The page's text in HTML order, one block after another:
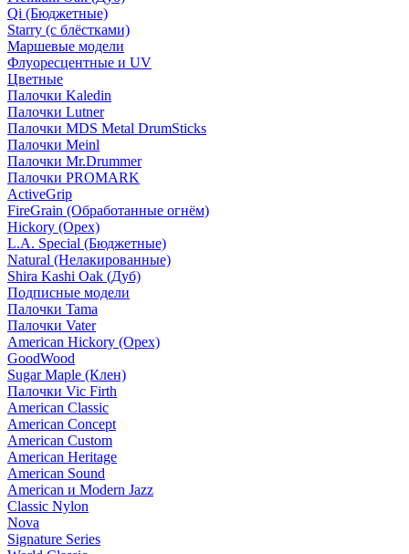
Qi (Бюджетные)
Starry (с блёстками)
Маршевые модели
Флуоресцентные и UV
Цветные
Палочки Kaledin
Палочки Lutner
Палочки MDS Metal DrumSticks
Палочки Meinl
Палочки Mr.Drummer
Палочки PROMARK
ActiveGrip
FireGrain (Обработанные огнём)
Hickory (Орех)
L.A. Special (Бюджетные)
Natural (Нелакированные)
Shira Kashi Oak (Дуб)
Подписные модели
Палочки Tama
Палочки Vater
American Hickory (Орех)
GoodWood
Sugar Maple (Клен)
Палочки Vic Firth
American Classic
American Concept
American Custom
American Heritage
American Sound
American и Modern Jazz
Classic Nylon
Nova
Signature Series